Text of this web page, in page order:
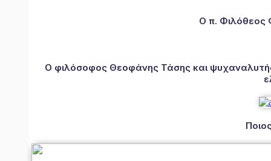
Ο π. Φιλόθεος
Ο φιλόσοφος Θεοφάνης Τάσης και